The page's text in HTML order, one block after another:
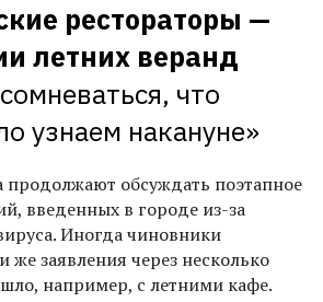
рестораторы —
летних веранд
что
узнаем накануне»
продолжают обсуждать поэтапное
введенных в городе из-за
Иногда чиновники
же заявления через несколько
например, с летними кафе.